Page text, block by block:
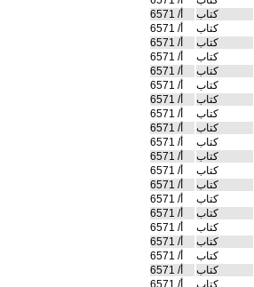
أ/ 6571
كتاب
أ/ 6571
كتاب
أ/ 6571
كتاب
أ/ 6571
كتاب
أ/ 6571
كتاب
أ/ 6571
كتاب
أ/ 6571
كتاب
أ/ 6571
كتاب
أ/ 6571
كتاب
أ/ 6571
كتاب
أ/ 6571
كتاب
أ/ 6571
كتاب
أ/ 6571
كتاب
أ/ 6571
كتاب
أ/ 6571
كتاب
أ/ 6571
كتاب
أ/ 6571
كتاب
أ/ 6571
كتاب
أ/ 6571
كتاب
أ/ 6571
كتاب